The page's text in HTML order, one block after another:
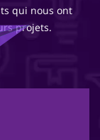
qui nous ont
projets.